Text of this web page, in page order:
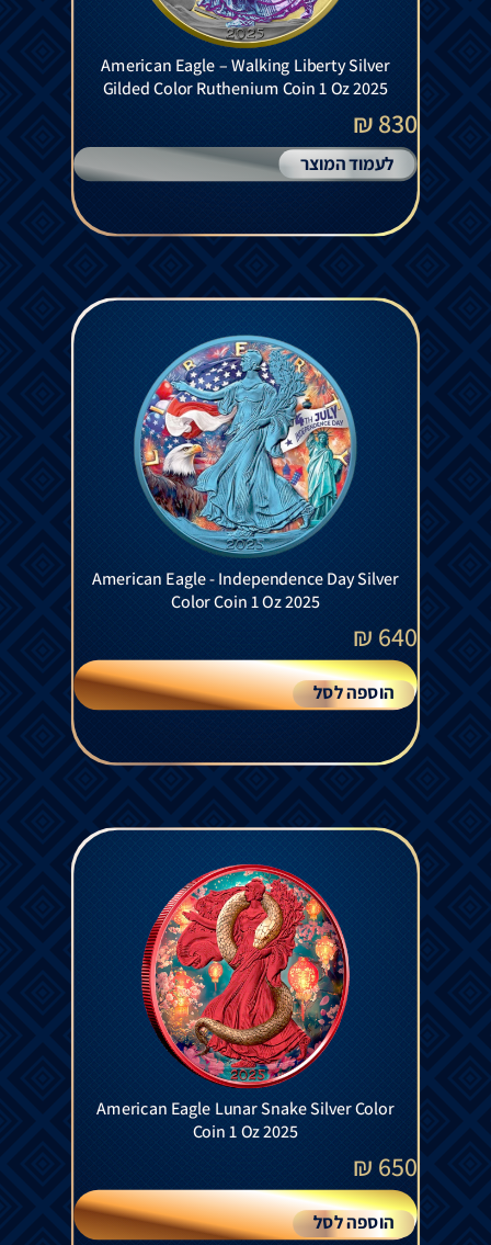
American Eagle – Walking Liberty Silver
Gilded Color Ruthenium Coin 1 Oz 2025
830 ₪
לעמוד המוצר
American Eagle - Independence Day Silver
Color Coin 1 Oz 2025
640
₪
הוספה לסל
American Eagle Lunar Snake Silver Color
Coin 1 Oz 2025
650
₪
הוספה לסל